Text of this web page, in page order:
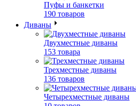
Пуфы и банкетки
190 товаров
Диваны
Двухместные диваны
153 товара
Трехместные диваны
136 товаров
Четырехместные диваны